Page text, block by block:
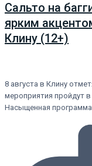
Сальто на
ярким
Клину (12+)
8 августа в Клину
мероприятия пройдут
Насыщенная